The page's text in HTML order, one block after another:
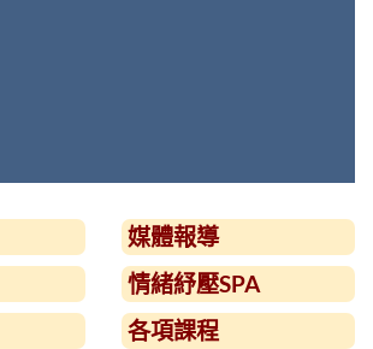
媒體報導
情緒紓壓SPA
各項課程